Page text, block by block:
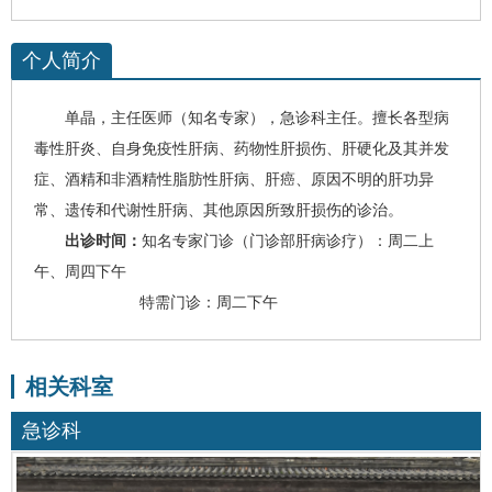
个人简介
单晶 ， 主任医师（知名专家），急诊科主任。擅长各型病
毒性肝炎 、自身免疫性肝病、 药物性肝损伤 肝硬化及其并发
症、酒精和非酒精性脂肪性肝病、
肝癌
原因不明的肝功异
常、遗传和代谢性肝病、其他原因所致肝损伤的诊治。
出诊时间 ： 知名专家门诊（门诊部肝病诊疗）： 周二 上
午、周四下午
特需门诊： 周二下午
相关科室
急诊科